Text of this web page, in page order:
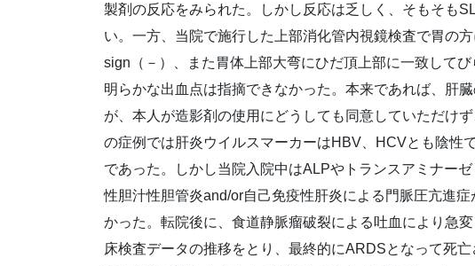
製剤の反応をみられた。しかし反応は乏しく、そもそも
い。一方、当院で施行した上部消化管内視鏡検査で胃の
sign（－）、また胃体上部大弯にひだ頂上部に一致して
明らかな出血点は指摘できなかった。本来であれば、肝
が、本人が造影剤の使用にどうしても同意していただけ
の症例では肝炎ウイルスマーカーはHBV、HCVとも陰性
であった。しかし当院入院中はALPやトランスアミナー
性胆汁性胆管炎and/or自己免疫性肝炎による門脈圧亢進
かった。転院後に、食道静脈瘤破裂による吐血により急
床検査データの推移をとり、最終的にARDSとなって死